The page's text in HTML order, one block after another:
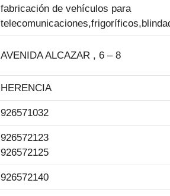
fabricación de vehículos para
AVENIDA ALCAZAR , 6 – 8
HERENCIA
926571032
926572123
926572125
926572140